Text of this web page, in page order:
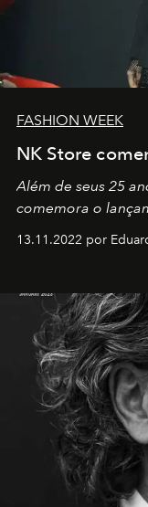
FASHION WEEK
NK Store
Além de seus 25
comemora o
13.11.2022 por